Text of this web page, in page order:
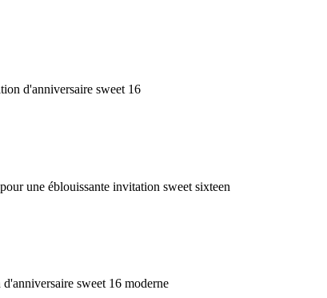
d'anniversaire sweet 16
une éblouissante invitation sweet sixteen
sweet 16 moderne